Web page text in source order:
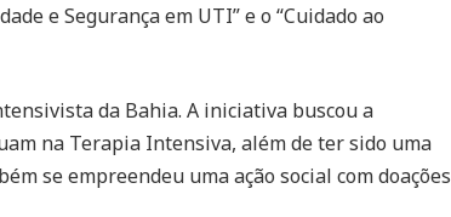
e Segurança em UTI” e o “Cuidado ao
da Bahia. A iniciativa buscou a
na Terapia Intensiva, além de ter sido uma
se empreendeu uma ação social com doações